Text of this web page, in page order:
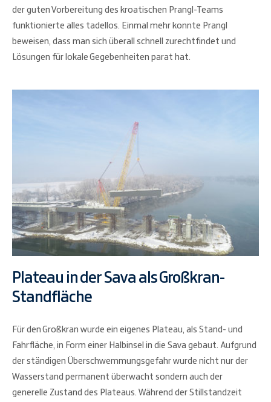
der guten Vorbereitung des kroatischen Prangl-Teams
funktionierte alles tadellos. Einmal mehr konnte Prangl
beweisen, dass man sich überall schnell zurechtfindet und
Lösungen für lokale Gegebenheiten parat hat.
Plateau in der Sava als Großkran-
Standfläche
Für den Großkran wurde ein eigenes Plateau, als Stand- und
Fahrfläche, in Form einer Halbinsel in die Sava gebaut. Aufgrund
der ständigen Überschwemmungsgefahr wurde nicht nur der
Wasserstand permanent überwacht sondern auch der
generelle Zustand des Plateaus. Während der Stillstandzeit